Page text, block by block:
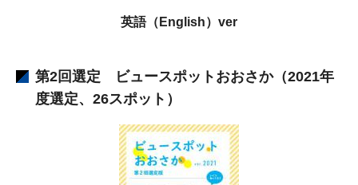
英語（English）ver
第2回選定 ビュースポットおおさか（2021年
度選定、26スポット）